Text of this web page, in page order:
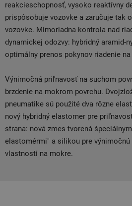
reakcieschopnosť, vysoko reaktívny
prispôsobuje vozovke a zaručuje tak
vozovke. Mimoriadna kontrola nad
dynamickej odozvy: hybridný aramid-
optimálny prenos pokynov riadenie
Výnimočná priľnavosť na suchom
brzdenie na mokrom povrchu.
pneumatike sú použité dva rôzne
nový hybridný elastomer pre
strana: nová zmes tvorená
elastomérmi" a silikou pre
vlastnosti na mokre.